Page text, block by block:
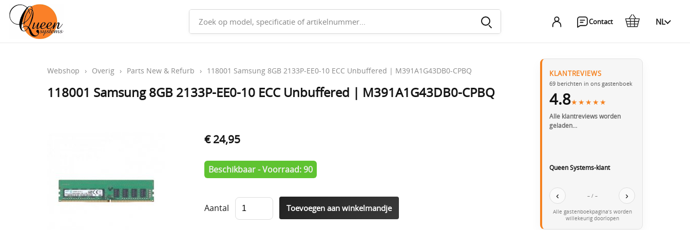
Contact NL
Webshop › Overig › Parts New & Refurb › 118001 Samsung 8GB 2133P-EE0-10 ECC Unbuffered | M391A1G43DB0-CPBQ
118001 Samsung 8GB 2133P-EE0-10 ECC Unbuffered | M391A1G43DB0-CPBQ
€ 24,95
Beschikbaar - Voorraad: 90
Aantal
KLANTREVIEWS
69 berichten in ons gastenboek
4.8★★★★★
Alle klantreviews worden
geladen…
Queen Systems-klant
‹ – / – ›
Alle gastenboekpagina’s worden
willekeurig doorlopen